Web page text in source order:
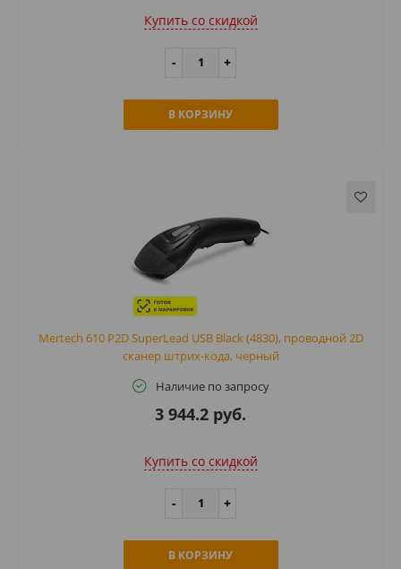
Купить cо скидкой
В КОРЗИНУ
Mertech 610 P2D SuperLead USB Black (4830), проводной 2D
сканер штрих-кода, черный
Наличие по запросу
3 944.2 руб.
Купить cо скидкой
В КОРЗИНУ